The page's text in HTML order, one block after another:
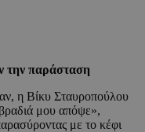
την παράσταση
η Βίκυ Σταυροπούλου
μου απόψε»,
με το κέφι